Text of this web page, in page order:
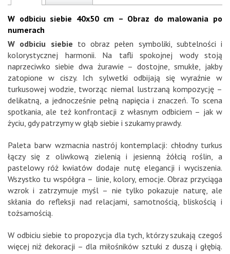
W odbiciu siebie 40x50 cm – Obraz do malowania po
numerach
W odbiciu siebie to obraz pełen symboliki, subtelności i
kolorystycznej harmonii. Na tafli spokojnej wody stoją
naprzeciwko siebie dwa żurawie – dostojne, smukłe, jakby
zatopione w ciszy. Ich sylwetki odbijają się wyraźnie w
turkusowej wodzie, tworząc niemal lustrzaną kompozycję –
delikatną, a jednocześnie pełną napięcia i znaczeń. To scena
spotkania, ale też konfrontacji z własnym odbiciem – jak w
życiu, gdy patrzymy w głąb siebie i szukamy prawdy.
Paleta barw wzmacnia nastrój kontemplacji: chłodny turkus
łączy się z oliwkową zielenią i jesienną żółcią roślin, a
pastelowy róż kwiatów dodaje nutę elegancji i wyciszenia.
Wszystko tu współgra – linie, kolory, emocje. Obraz przyciąga
wzrok i zatrzymuje myśl – nie tylko pokazuje naturę, ale
skłania do refleksji nad relacjami, samotnością, bliskością i
tożsamością.
W odbiciu siebie to propozycja dla tych, którzy szukają czegoś
więcej niż dekoracji – dla miłośników sztuki z duszą i głębią.